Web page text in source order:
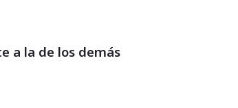
a la de los demás